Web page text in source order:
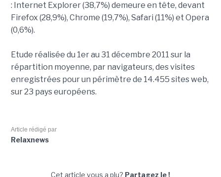
: Internet Explorer (38,7%) demeure en tête, devant
Firefox (28,9%), Chrome (19,7%), Safari (11%) et Opera
(0,6%).
Etude réalisée du 1er au 31 décembre 2011 sur la
répartition moyenne, par navigateurs, des visites
enregistrées pour un périmètre de 14.455 sites web,
sur 23 pays européens.
Article rédigé par
Relaxnews
Cet article vous a plu? Partagez le !